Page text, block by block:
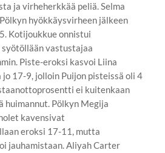
ja virheherkkää peliä. Selma
hyökkäysvirheen jälkeen
Kotijoukkue onnistui
vastustajaa
Piste-eroksi kasvoi Liina
17-9, jolloin Puijon pisteissä oli 4
ei kuitenkaan
huimannut. Pölkyn Megija
kavensivat
eroksi 17-11, mutta
jauhamistaan. Aliyah Carter